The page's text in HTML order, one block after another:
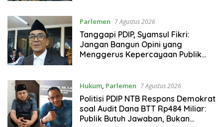
Parlemen 7 Agustus 2026
Tanggapi PDIP, Syamsul Fikri:
Jangan Bangun Opini yang
Menggerus Kepercayaan Publik
Hukum, Parlemen 7 Agustus 2026
Politisi PDIP NTB Respons Demokrat
soal Audit Dana BTT Rp484 Miliar:
Publik Butuh Jawaban, Bukan